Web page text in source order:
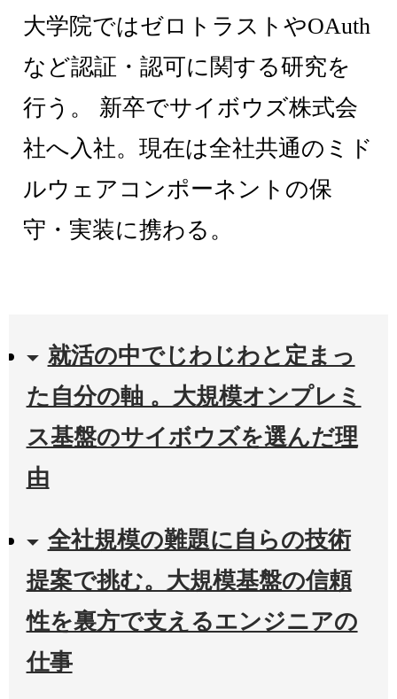
大学院ではゼロトラストやOAuth
など認証・認可に関する研究を
行う。 新卒でサイボウズ株式会
社へ入社。現在は全社共通のミド
ルウェアコンポーネントの保
守・実装に携わる。
就活の中でじわじわと定まっ
た自分の軸 。大規模オンプレミ
ス基盤のサイボウズを選んだ理
由
全社規模の難題に自らの技術
提案で挑む。大規模基盤の信頼
性を裏方で支えるエンジニアの
仕事